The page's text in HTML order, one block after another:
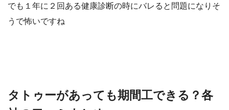
でも１年に２回ある健康診断の時にバレると問題になりそ
うで怖いですね
タトゥーがあっても期間工できる？各